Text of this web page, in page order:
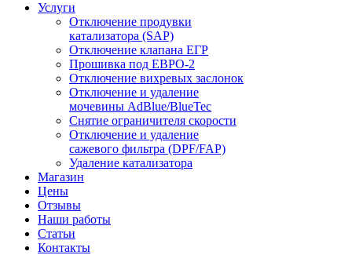
Услуги
Отключение продувки
катализатора (SAP)
Отключение клапана ЕГР
Прошивка под ЕВРО-2
Отключение вихревых заслонок
Отключение и удаление
мочевины AdBlue/BlueTec
Снятие ограничителя скорости
Отключение и удаление
сажевого фильтра (DPF/FAP)
Удаление катализатора
Магазин
Цены
Отзывы
Наши работы
Статьи
Контакты